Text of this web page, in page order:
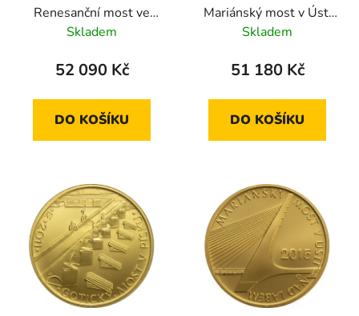
Renesanční most ve
Stříbře 2011 proof
Skladem
52 090 Kč
DO KOŠÍKU
Mariánský most v Ústí
nad Labem 2015 proof
Skladem
51 180 Kč
DO KOŠÍKU